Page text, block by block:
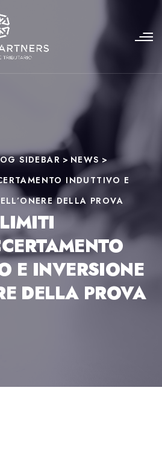
SIDEBAR > NEWS >
INDUTTIVO E
DELLA PROVA
LIMITI
E INVERSIONE
DELLA PROVA